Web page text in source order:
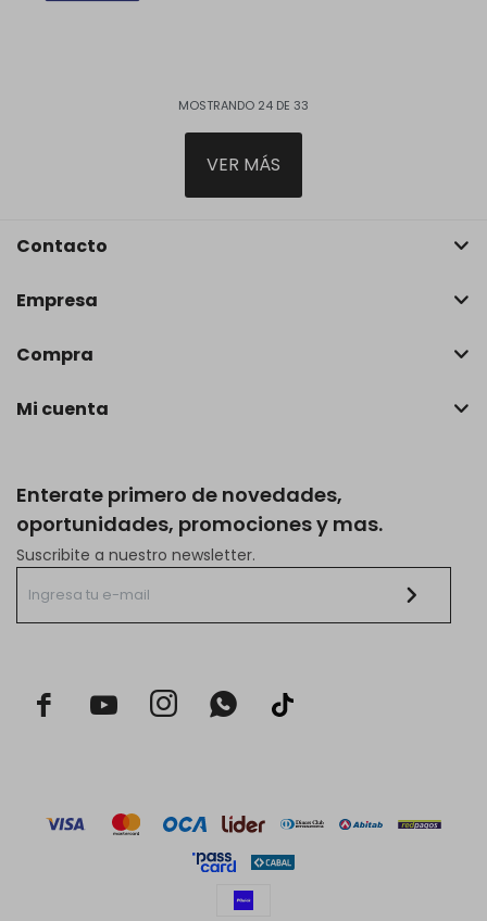
MOSTRANDO 24 DE 33
VER MÁS
Enterate primero de novedades,
oportunidades, promociones y mas.
Suscribite a nuestro newsletter.
  
Contacto
Empresa
Compra
Mi cuenta